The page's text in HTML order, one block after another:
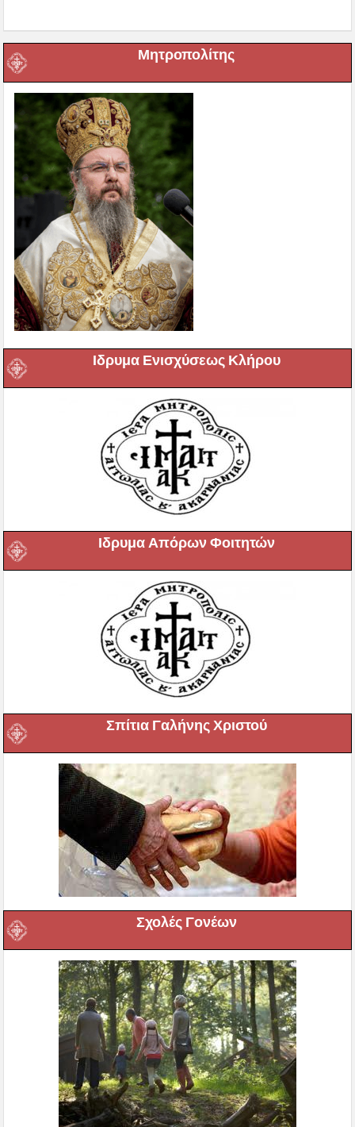
Μητροπολίτης
Ιδρυμα Ενισχύσεως Κλήρου
Ιδρυμα Απόρων Φοιτητών
Σπίτια Γαλήνης Χριστού
Σχολές Γονέων